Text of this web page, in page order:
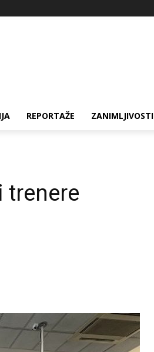
REPORTAŽE ZANIMLJIVOSTI
trenere